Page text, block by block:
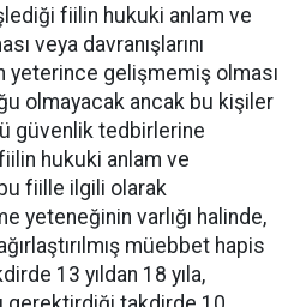
fiilin hukuki anlam ve
veya davranışlarını
yeterince gelişmemiş olması
olmayacak ancak bu kişiler
güvenlik tedbirlerine
hukuki anlam ve
fiille ilgili olarak
yeteneğinin varlığı halinde,
müebbet hapis
13 yıldan 18 yıla,